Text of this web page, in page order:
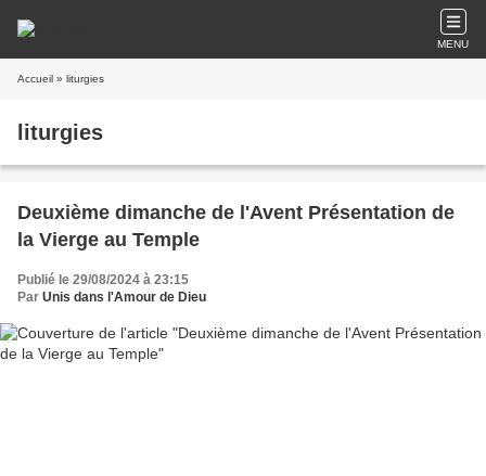
MENU
Accueil » liturgies
liturgies
Deuxième dimanche de l'Avent Présentation de
la Vierge au Temple
Publié le 29/08/2024 à 23:15
Par Unis dans l'Amour de Dieu